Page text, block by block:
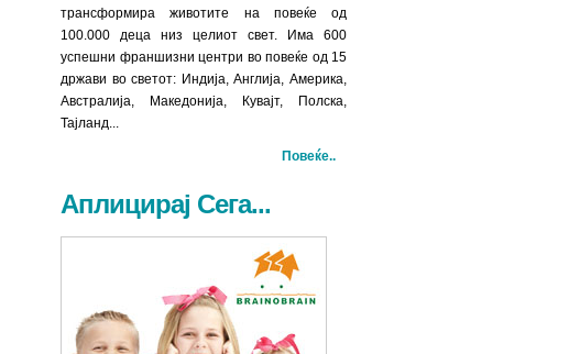
трансформира животите на повеќе од
100.000 деца низ целиот свет. Има 600
успешни франшизни центри во повеќе од 15
држави во светот: Индија, Англија, Америка,
Австралија, Македонија, Кувајт, Полска,
Тајланд...
Повеќе..
Аплицирај Сега...